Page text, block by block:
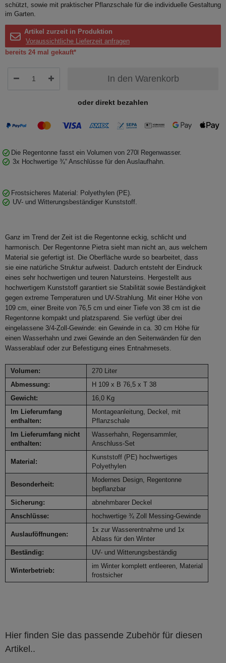
schützt, sowie mit praktischer Pflanzschale für die individuelle Gestaltung
im Garten.
Artikel zurzeit in Produktion
Voraussichtliche Lieferzeit anfragen
bereits 24 mal gekauft*
In den Warenkorb
oder direkt bezahlen
Die Regentonne fasst ein Volumen von 270l Regenwasser.
3x Hochwertige ¾“ Anschlüsse für den Auslaufhahn.
Frostsicheres Material: Polyethylen (PE).
UV- und Witterungsbeständiger Kunststoff.
Ganz im Trend der Zeit ist die Regentonne eckig, schlicht und
harmonisch. Der Regentonne Pietra sieht man nicht an, aus welchem
Material sie gefertigt ist. Die Oberfläche wurde so bearbeitet, dass
sie eine natürliche Struktur aufweist. Dadurch entsteht der Eindruck
eines sehr hochwertigen und teuren Natursteins. Hergestellt aus
hochwertigem Kunststoff garantiert sie Stabilität sowie Beständigkeit
gegen extreme Temperaturen und UV-Strahlung. Mit einer Höhe von
109 cm, einer Breite von 76,5 cm und einer Tiefe von 38 cm ist die
Regentonne kompakt und platzsparend. Sie verfügt über drei
eingelassene 3/4-Zoll-Gewinde: ein Gewinde in ca. 30 cm Höhe für
einen Wasserhahn und zwei Gewinde an den Seitenwänden für den
Wasserablauf oder zur Befestigung eines Entnahmesets.
Volumen:
270 Liter
Abmessung:
H 109 x B 76,5 x T 38
Gewicht:
16,0 Kg
Im Lieferumfang
enthalten:
Montageanleitung, Deckel, mit
Pflanzschale
Im Lieferumfang nicht
enthalten:
Wasserhahn, Regensammler,
Anschluss-Set
Material:
Kunststoff (PE) hochwertiges
Polyethylen
Besonderheit:
Modernes Design, Regentonne
bepflanzbar
Sicherung:
abnehmbarer Deckel
Anschlüsse:
hochwertige ¾ Zoll Messing-Gewinde
Auslauföffnungen:
1x zur Wasserentnahme und 1x
Ablass für den Winter
Beständig:
UV- und Witterungsbeständig
Winterbetrieb:
im Winter komplett entleeren, Material
frostsicher
Hier finden Sie das passende Zubehör für diesen
Artikel..